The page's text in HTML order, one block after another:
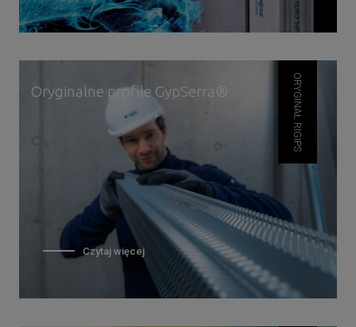
Oryginalne profile GypSerra®
Czytaj więcej
ORYGINAŁ RIGIPS